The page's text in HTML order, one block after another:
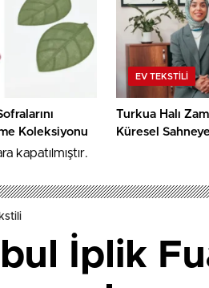
Koleksiyonu
EV TEKSTILI
Turkua Halı
Küresel
kapatılmıştır.
İplik